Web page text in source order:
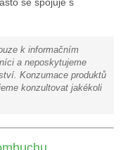
k informačním
a neposkytujeme
Konzumace produktů
konzultovat jakékoli